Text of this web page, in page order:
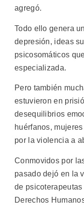
agregó.
Todo ello genera
depresión, ideas
psicosomáticos
especializada.
Pero también
estuvieron en
desequilibrios
huérfanos,
por la violencia a
Conmovidos por
pasado dejó en la
de
Derechos